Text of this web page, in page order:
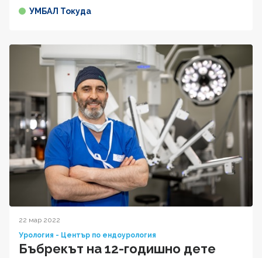
УМБАЛ Токуда
22 мар 2022
Урология - Център по ендоурология
Бъбрекът на 12-годишно дете